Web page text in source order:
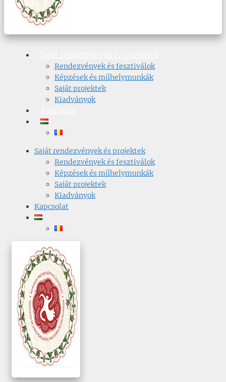
Rendezvények és fesztiválok
Képzések és műhelymunkák
Saját projektek
Kiadványok
Saját rendezvények és projektek
Rendezvények és fesztiválok
Képzések és műhelymunkák
Saját projektek
Kiadványok
Kapcsolat